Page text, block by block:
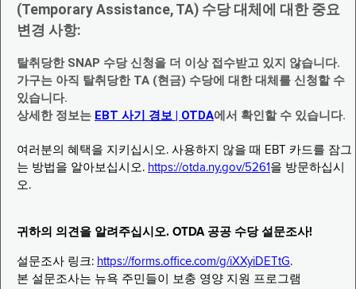
(Temporary Assistance, TA) 수당 대체에 대한 중요
변경 사항:
탈취당한 SNAP 수당 신청을 더 이상 접수받고 있지 않습니다.
가구는 아직 탈취당한 TA (현금) 수당에 대한 대체를 신청할 수
있습니다.
상세한 정보는 EBT 사기 경보 | OTDA에서 확인할 수 있습니다.
여러분의 혜택을 지키십시오. 사용하지 않을 때 EBT 카드를 잠그
는 방법을 알아보십시오. https://otda.ny.gov/5261 을 방문하십시
오.
귀하의 의견을 알려주십시오. OTDA 공공 수당 설문조사!
설문조사 링크: https://forms.office.com/g/iXXyiDETtG.
본 설문조사는 뉴욕 주민들이 보충 영양 지원 프로그램